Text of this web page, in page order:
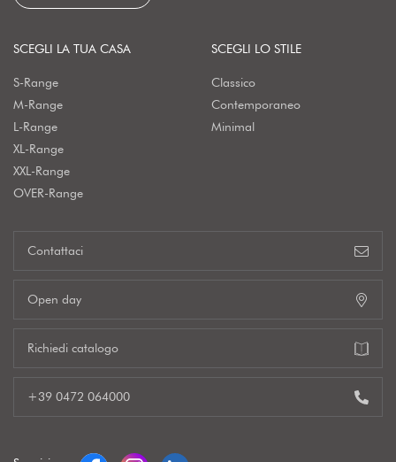
SCEGLI LA TUA CASA
S-Range
M-Range
L-Range
XL-Range
XXL-Range
OVER-Range
SCEGLI LO STILE
Classico
Contemporaneo
Minimal
Contattaci
Open day
Richiedi catalogo
+39 0472 064000